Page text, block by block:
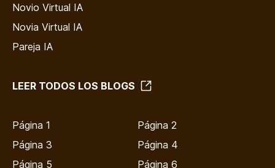
Novio Virtual IA
Novia Virtual IA
Pareja IA
LEER TODOS LOS BLOGS
Página 1
Página 2
Página 3
Página 4
Página 5
Página 6